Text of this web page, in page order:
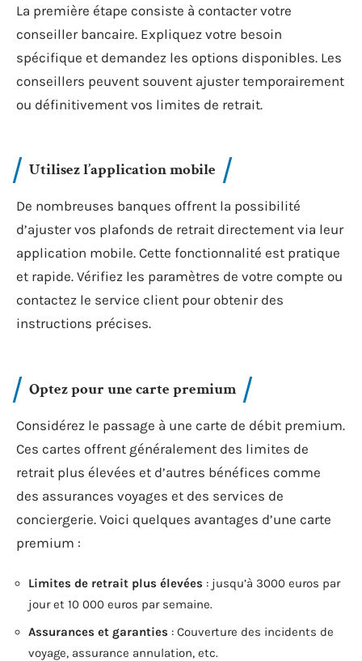
La première étape consiste à contacter votre
conseiller bancaire. Expliquez votre besoin
spécifique et demandez les options disponibles. Les
conseillers peuvent souvent ajuster temporairement
ou définitivement vos limites de retrait.
Utilisez l’application mobile
De nombreuses banques offrent la possibilité
d’ajuster vos plafonds de retrait directement via leur
application mobile. Cette fonctionnalité est pratique
et rapide. Vérifiez les paramètres de votre compte ou
contactez le service client pour obtenir des
instructions précises.
Optez pour une carte premium
Considérez le passage à une carte de débit premium.
Ces cartes offrent généralement des limites de
retrait plus élevées et d’autres bénéfices comme
des assurances voyages et des services de
conciergerie. Voici quelques avantages d’une carte
premium :
Limites de retrait plus élevées : jusqu’à 3000 euros par
jour et 10 000 euros par semaine.
Assurances et garanties : Couverture des incidents de
voyage, assurance annulation, etc.